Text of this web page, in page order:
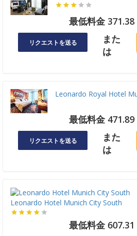
最低料金 371.38
リクエストを送る
また
は
Leonardo Royal Hotel
最低料金 471.89
リクエストを送る
また
は
Leonardo Hotel Munich City South
最低料金 607.31